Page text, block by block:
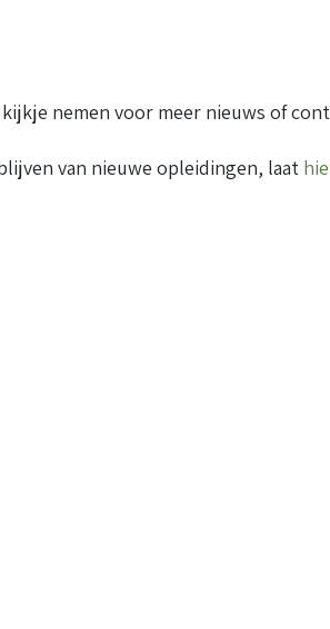
nemen voor meer nieuws of
van nieuwe opleidingen, laat